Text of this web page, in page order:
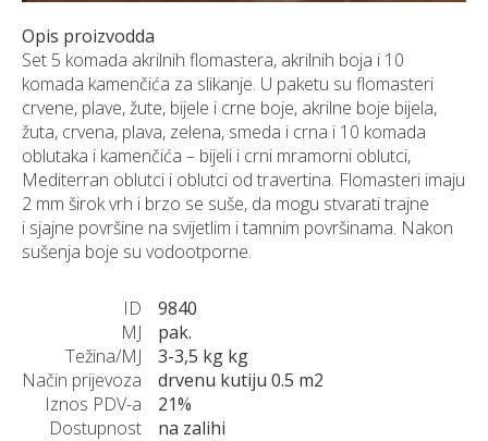
Opis proizvodda
Set 5 komada akrilnih flomastera, akrilnih boja i 10
komada kamenčića za slikanje. U paketu su flomasteri
crvene, plave, žute, bijele i crne boje, akrilne boje bijela,
žuta, crvena, plava, zelena, smeda i crna i 10 komada
oblutaka i kamenčića – bijeli i crni mramorni oblutci,
Mediterran oblutci i oblutci od travertina. Flomasteri imaju
2 mm širok vrh i brzo se suše, da mogu stvarati trajne
i sjajne površine na svijetlim i tamnim površinama. Nakon
sušenja boje su vodootporne.
ID
9840
MJ
pak.
Težina/MJ
3-3,5 kg kg
Način prijevoza
drvenu kutiju 0.5 m2
Iznos PDV-a
21%
Dostupnost
na zalihi